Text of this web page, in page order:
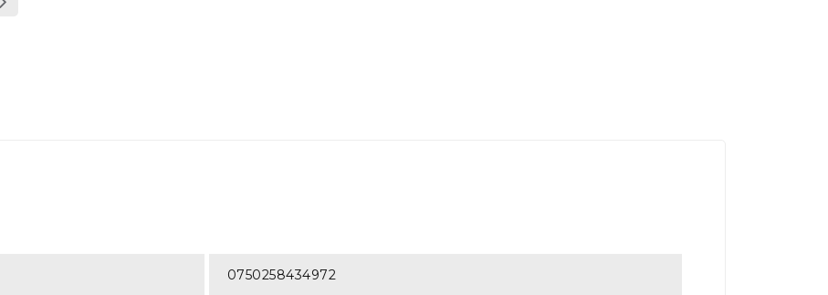
0750258434972